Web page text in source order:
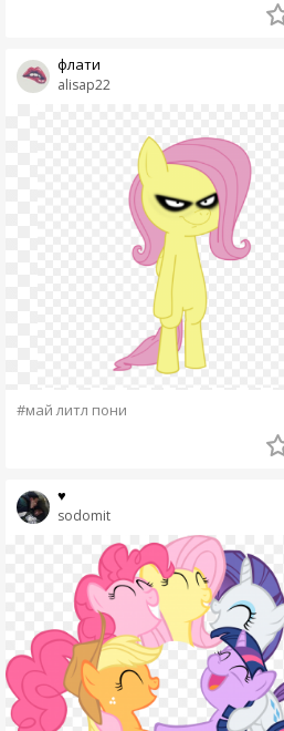
alisap22
флати
#май литл пони
sodomit
♥